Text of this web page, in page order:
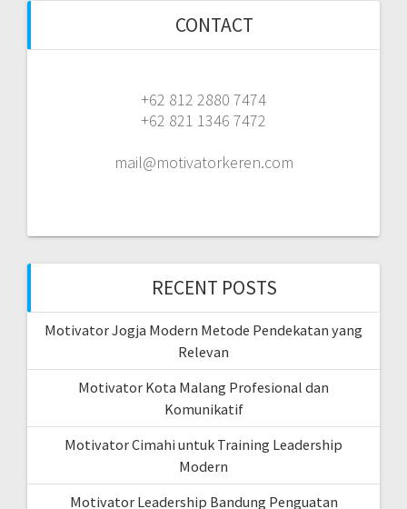
CONTACT
+62 812 2880 7474
+62 821 1346 7472
mail@motivatorkeren.com
RECENT POSTS
Motivator Jogja Modern Metode Pendekatan yang
Relevan
Motivator Kota Malang Profesional dan
Komunikatif
Motivator Cimahi untuk Training Leadership
Modern
Motivator Leadership Bandung Penguatan